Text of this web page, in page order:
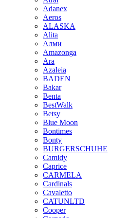
Adanex
Aeros
ALASKA
Alita
Алми
Amazonga
Ara
Azaleia
BADEN
Bakar
Benta
BestWalk
Betsy
Blue Moon
Bontimes
Bonty
BURGERSCHUHE
Camidy
Caprice
CARMELA
Cardinals
Cavaletto
CATUNLTD
Cooper